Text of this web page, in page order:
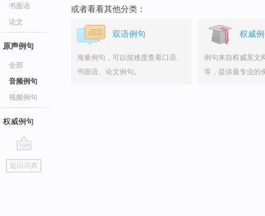
书面语
论文
原声例句
全部
音频例句
视频例句
权威例句
go
top
返回词典
或者看看其他分类：
双语例句
海量例句，可以按难度查看口语、
书面语、论文例句。
权威
例句来自权威英文
等，提供最专业的